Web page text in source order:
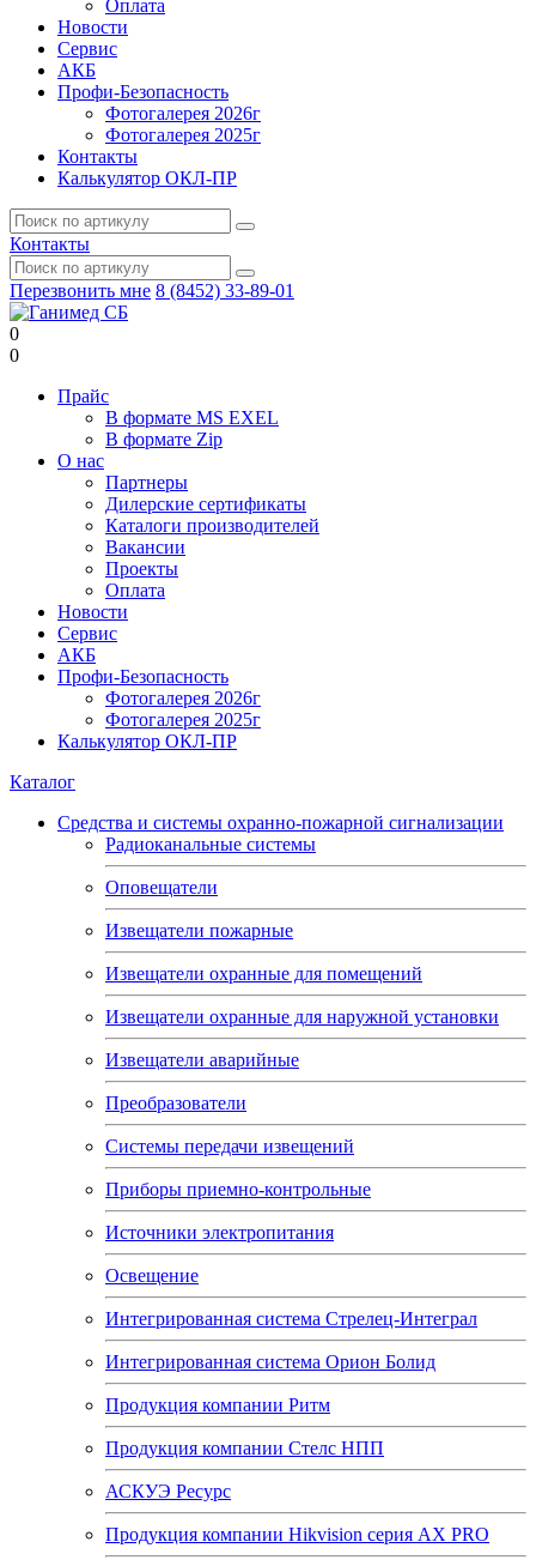
Оплата
Новости
Сервис
АКБ
Профи-Безопасность
Фотогалерея 2026г
Фотогалерея 2025г
Контакты
Калькулятор ОКЛ-ПР
Контакты
Перезвонить мне 8 (8452) 33-89-01
0
0
Прайс
В формате MS EXEL
В формате Zip
О нас
Партнеры
Дилерские сертификаты
Каталоги производителей
Вакансии
Проекты
Оплата
Новости
Сервис
АКБ
Профи-Безопасность
Фотогалерея 2026г
Фотогалерея 2025г
Калькулятор ОКЛ-ПР
Каталог
Средства и системы охранно-пожарной сигнализации
Радиоканальные системы
Оповещатели
Извещатели пожарные
Извещатели охранные для помещений
Извещатели охранные для наружной установки
Извещатели аварийные
Преобразователи
Системы передачи извещений
Приборы приемно-контрольные
Источники электропитания
Освещение
Интегрированная система Стрелец-Интеграл
Интегрированная система Орион Болид
Продукция компании Ритм
Продукция компании Стелс НПП
АСКУЭ Ресурс
Продукция компании Hikvision серия AX PRO